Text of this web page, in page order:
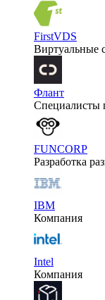
FirstVDS
Виртуальные
Флант
Специалисты
FUNCORP
Разработка
IBM
Компания
Intel
Компания